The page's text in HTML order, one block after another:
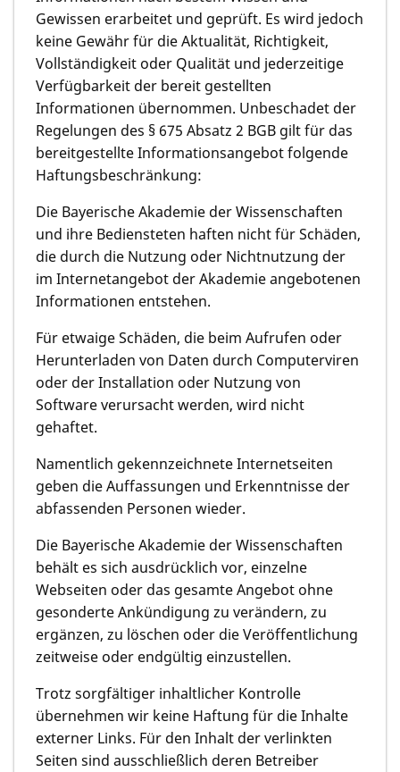
Gewissen erarbeitet und geprüft. Es wird jedoch
keine Gewähr für die Aktualität, Richtigkeit,
Vollständigkeit oder Qualität und jederzeitige
Verfügbarkeit der bereit gestellten
Informationen übernommen. Unbeschadet der
Regelungen des § 675 Absatz 2 BGB gilt für das
bereitgestellte Informationsangebot folgende
Haftungsbeschränkung:
Die Bayerische Akademie der Wissenschaften
und ihre Bediensteten haften nicht für Schäden,
die durch die Nutzung oder Nichtnutzung der
im Internetangebot der Akademie angebotenen
Informationen entstehen.
Für etwaige Schäden, die beim Aufrufen oder
Herunterladen von Daten durch Computerviren
oder der Installation oder Nutzung von
Software verursacht werden, wird nicht
gehaftet.
Namentlich gekennzeichnete Internetseiten
geben die Auffassungen und Erkenntnisse der
abfassenden Personen wieder.
Die Bayerische Akademie der Wissenschaften
behält es sich ausdrücklich vor, einzelne
Webseiten oder das gesamte Angebot ohne
gesonderte Ankündigung zu verändern, zu
ergänzen, zu löschen oder die Veröffentlichung
zeitweise oder endgültig einzustellen.
Trotz sorgfältiger inhaltlicher Kontrolle
übernehmen wir keine Haftung für die Inhalte
externer Links. Für den Inhalt der verlinkten
Seiten sind ausschließlich deren Betreiber